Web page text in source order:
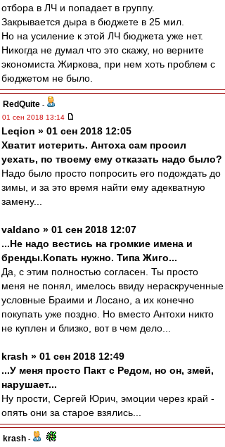
отбора в ЛЧ и попадает в группу.
Закрывается дыра в бюджете в 25 мил.
Но на усиление к этой ЛЧ бюджета уже нет.
Никогда не думал что это скажу, но верните
экономиста Жиркова, при нем хоть проблем с
бюджетом не было.
RedQuite -
01 сен 2018 13:14
Leqion » 01 сен 2018 12:05
Хватит истерить. Антоха сам просил
уехать, по твоему ему отказать надо было?
Надо было просто попросить его подождать до
зимы, и за это время найти ему адекватную
замену...
valdano » 01 сен 2018 12:07
...Не надо вестись на громкие имена и
бренды.Копать нужно. Типа Жиго...
Да, с этим полностью согласен. Ты просто
меня не понял, имелось ввиду нераскрученные
условные Браими и Лосано, а их конечно
покупать уже поздно. Но вместо Антохи никто
не куплен и близко, вот в чем дело...
krash » 01 сен 2018 12:49
...У меня просто Пакт с Редом, но он, змей,
нарушает...
Ну прости, Сергей Юрич, эмоции через край -
опять они за старое взялись...
krash -